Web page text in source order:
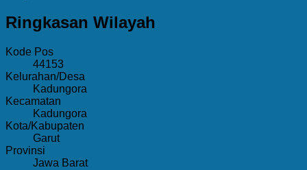
Ringkasan Wilayah
Kode Pos
44153
Kelurahan/Desa
Kadungora
Kecamatan
Kadungora
Kota/Kabupaten
Garut
Provinsi
Jawa Barat